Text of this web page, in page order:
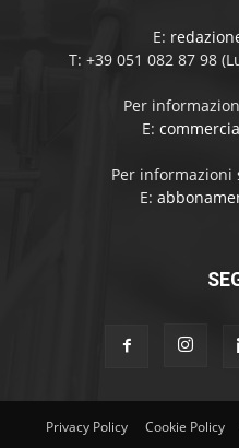
E:
T: +39 051 082 87 98
Per
E:
Per
E:
Privacy Policy Cookie Policy